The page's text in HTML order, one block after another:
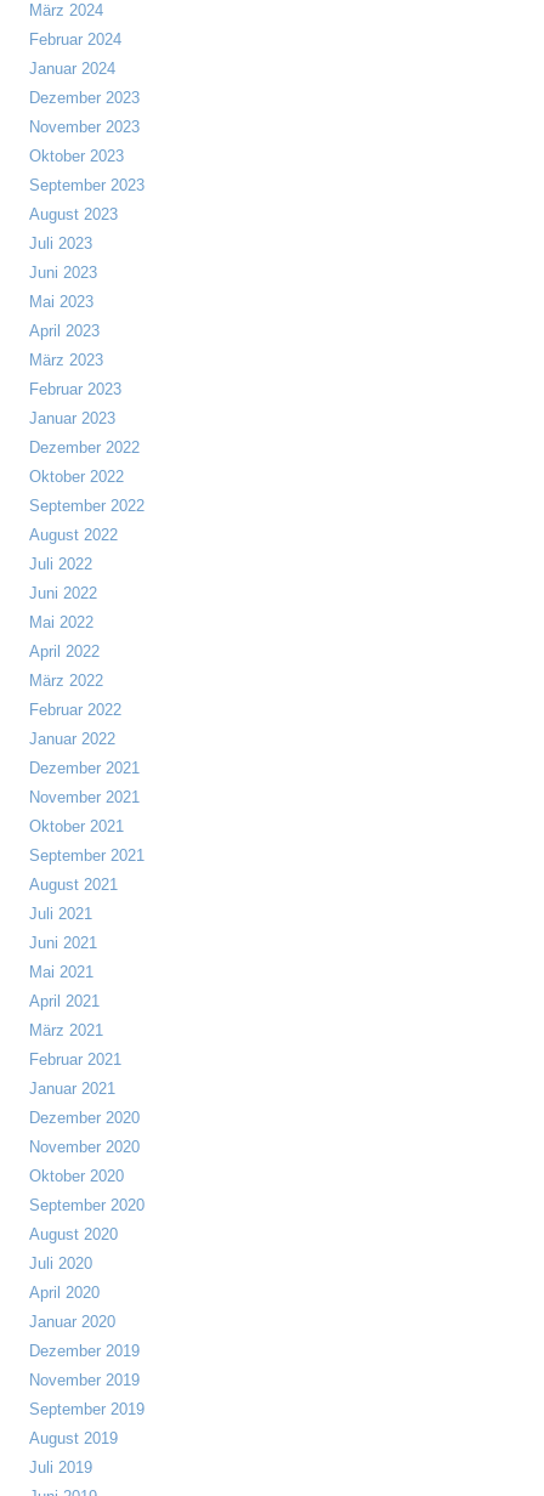
März 2024
Februar 2024
Januar 2024
Dezember 2023
November 2023
Oktober 2023
September 2023
August 2023
Juli 2023
Juni 2023
Mai 2023
April 2023
März 2023
Februar 2023
Januar 2023
Dezember 2022
Oktober 2022
September 2022
August 2022
Juli 2022
Juni 2022
Mai 2022
April 2022
März 2022
Februar 2022
Januar 2022
Dezember 2021
November 2021
Oktober 2021
September 2021
August 2021
Juli 2021
Juni 2021
Mai 2021
April 2021
März 2021
Februar 2021
Januar 2021
Dezember 2020
November 2020
Oktober 2020
September 2020
August 2020
Juli 2020
April 2020
Januar 2020
Dezember 2019
November 2019
September 2019
August 2019
Juli 2019